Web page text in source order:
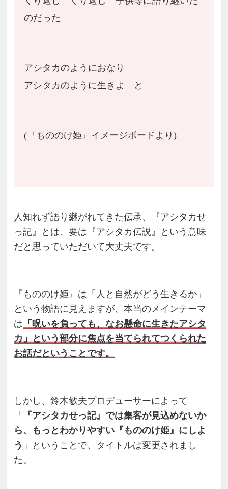
のだった
アシタカのようにおなり
アシタカのように生きよ と
(『もののけ姫』イメージボードより)
人知れず語り継がれてきた伝承、『アシタカせ
っ記』とは、要は『アシタカ伝説』という意味
だと思っていただいて大丈夫です。
『もののけ姫』は「人と自然がどう生きるか」
という物語に見えますが、本当のメインテーマ
は 「呪いを負っても、なお懸命に生きたアシタ
カ」という部分に焦点を当てられてつくられた
お話だということです。
しかし、鈴木敏夫プロデューサーによって
「
『アシタカせっ記』では集客が見込めないか
ら、もっとわかりやすい『もののけ姫』にしよ
う 」ということで、タイトルは変更されまし
た。